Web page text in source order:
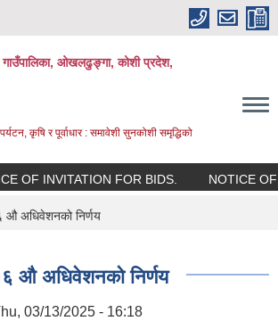
ओखलढुङ्गा, कोशी प्रदेश,
कृषि र पूर्वाधार : समावेशी सुनकोशी समृद्धिको
OF INVITATION FOR BIDS. NOTICE OF
औ अधिवेशनको निर्णय
औ अधिवेशनको निर्णय
03/13/2025 - 16:18